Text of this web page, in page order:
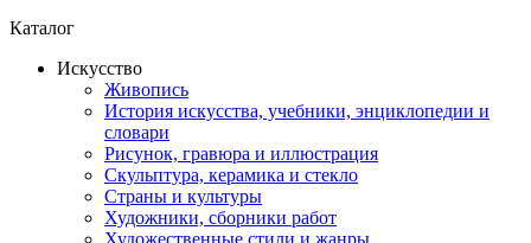
Каталог
Искусство
Живопись
История искусства, учебники, энциклопедии и
словари
Рисунок, гравюра и иллюстрация
Скульптура, керамика и стекло
Страны и культуры
Художники, сборники работ